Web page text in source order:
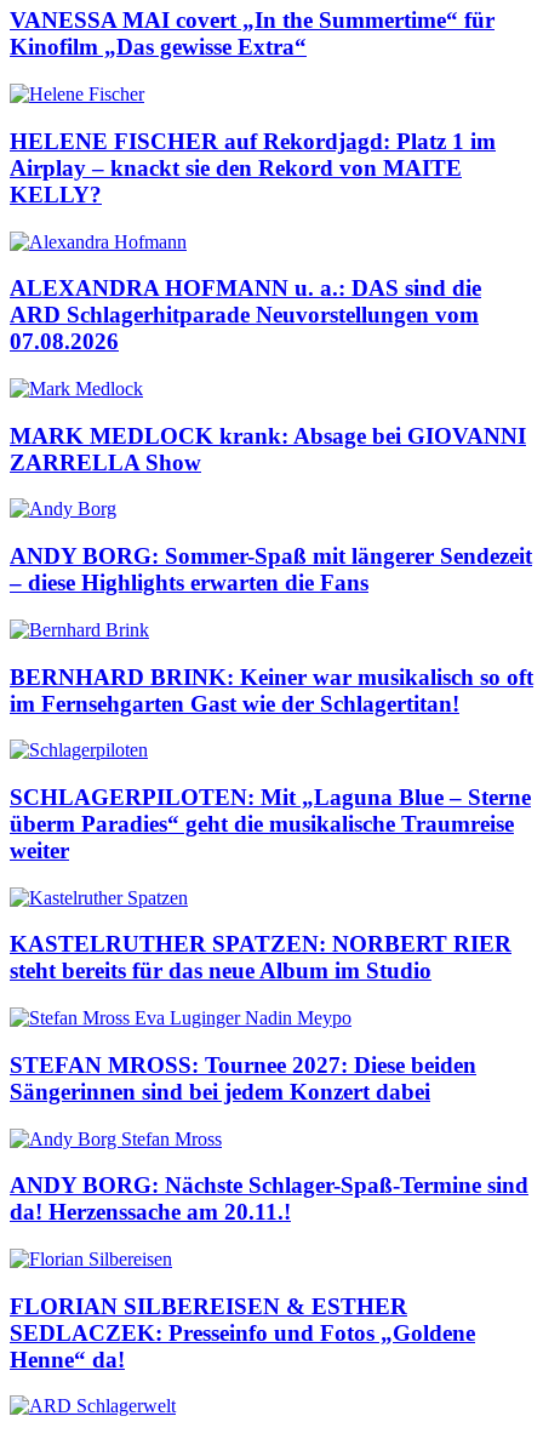
VANESSA MAI covert „In the Summertime“ für
Kinofilm „Das gewisse Extra“
HELENE FISCHER auf Rekordjagd: Platz 1 im
Airplay – knackt sie den Rekord von MAITE
KELLY?
ALEXANDRA HOFMANN u. a.: DAS sind die
ARD Schlagerhitparade Neuvorstellungen vom
07.08.2026
MARK MEDLOCK krank: Absage bei GIOVANNI
ZARRELLA Show
ANDY BORG: Sommer-Spaß mit längerer Sendezeit
– diese Highlights erwarten die Fans
BERNHARD BRINK: Keiner war musikalisch so oft
im Fernsehgarten Gast wie der Schlagertitan!
SCHLAGERPILOTEN: Mit „Laguna Blue – Sterne
überm Paradies“ geht die musikalische Traumreise
weiter
KASTELRUTHER SPATZEN: NORBERT RIER
steht bereits für das neue Album im Studio
STEFAN MROSS: Tournee 2027: Diese beiden
Sängerinnen sind bei jedem Konzert dabei
ANDY BORG: Nächste Schlager-Spaß-Termine sind
da! Herzenssache am 20.11.!
FLORIAN SILBEREISEN & ESTHER
SEDLACZEK: Presseinfo und Fotos „Goldene
Henne“ da!